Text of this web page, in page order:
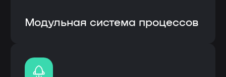
Описание инф.системы:
Собственная разработка с открытым
Интеграция с системами заказчика
(1С, CRM и др.), а также